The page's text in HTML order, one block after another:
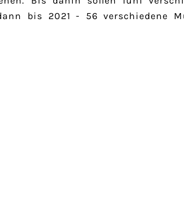
bis 2021 - 56 verschiedene